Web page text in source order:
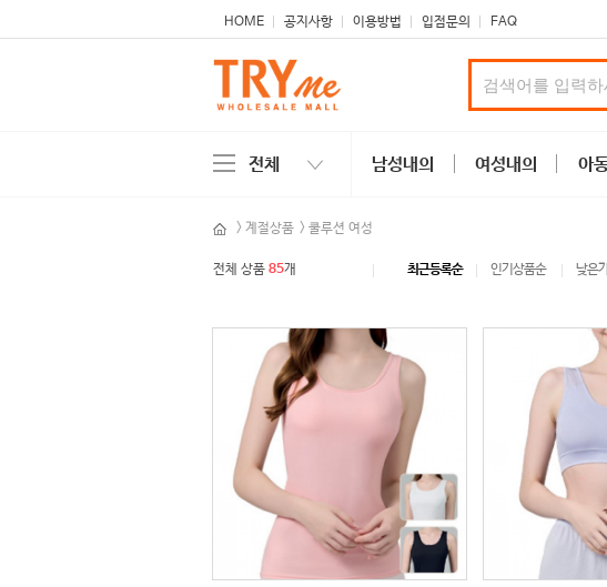
HOME
공지사항 이용방법 입점문의 FAQ
전체 남성내의 여성내의 아
> 계절상품 > 쿨루션 여성
전체 상품 85개 최근등록순 인기상품순 낮은